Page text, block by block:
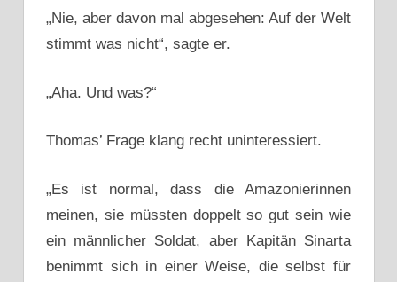
„Nie, aber davon mal abgesehen: Auf der Welt
stimmt was nicht“, sagte er.
„Aha. Und was?“
Thomas’ Frage klang recht uninteressiert.
„Es ist normal, dass die Amazonierinnen
meinen, sie müssten doppelt so gut sein wie
ein männlicher Soldat, aber Kapitän Sinarta
benimmt sich in einer Weise, die selbst für